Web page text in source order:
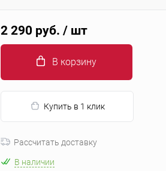
2 290 руб. / шт
В корзину
Купить в 1 клик
Рассчитать доставку
В наличии